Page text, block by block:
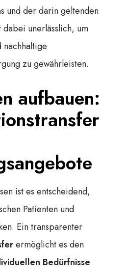
und der darin geltenden
dabei unerlässlich, um
nachhaltige
zu gewährleisten.
aufbauen:
ist es entscheidend,
Patienten und
Ein transparenter
ermöglicht es den
Bedürfnisse